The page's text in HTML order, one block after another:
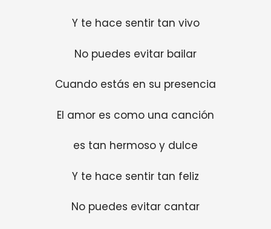
Y te hace sentir tan vivo
No puedes evitar bailar
Cuando estás en su presencia
El amor es como una canción
es tan hermoso y dulce
Y te hace sentir tan feliz
No puedes evitar cantar